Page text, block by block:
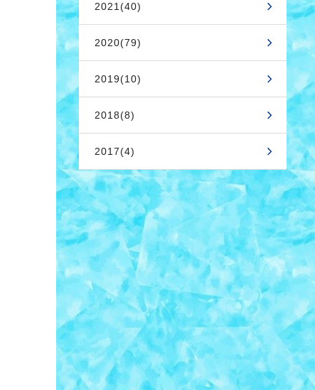
2021(40)
2020(79)
2019(10)
2018(8)
2017(4)